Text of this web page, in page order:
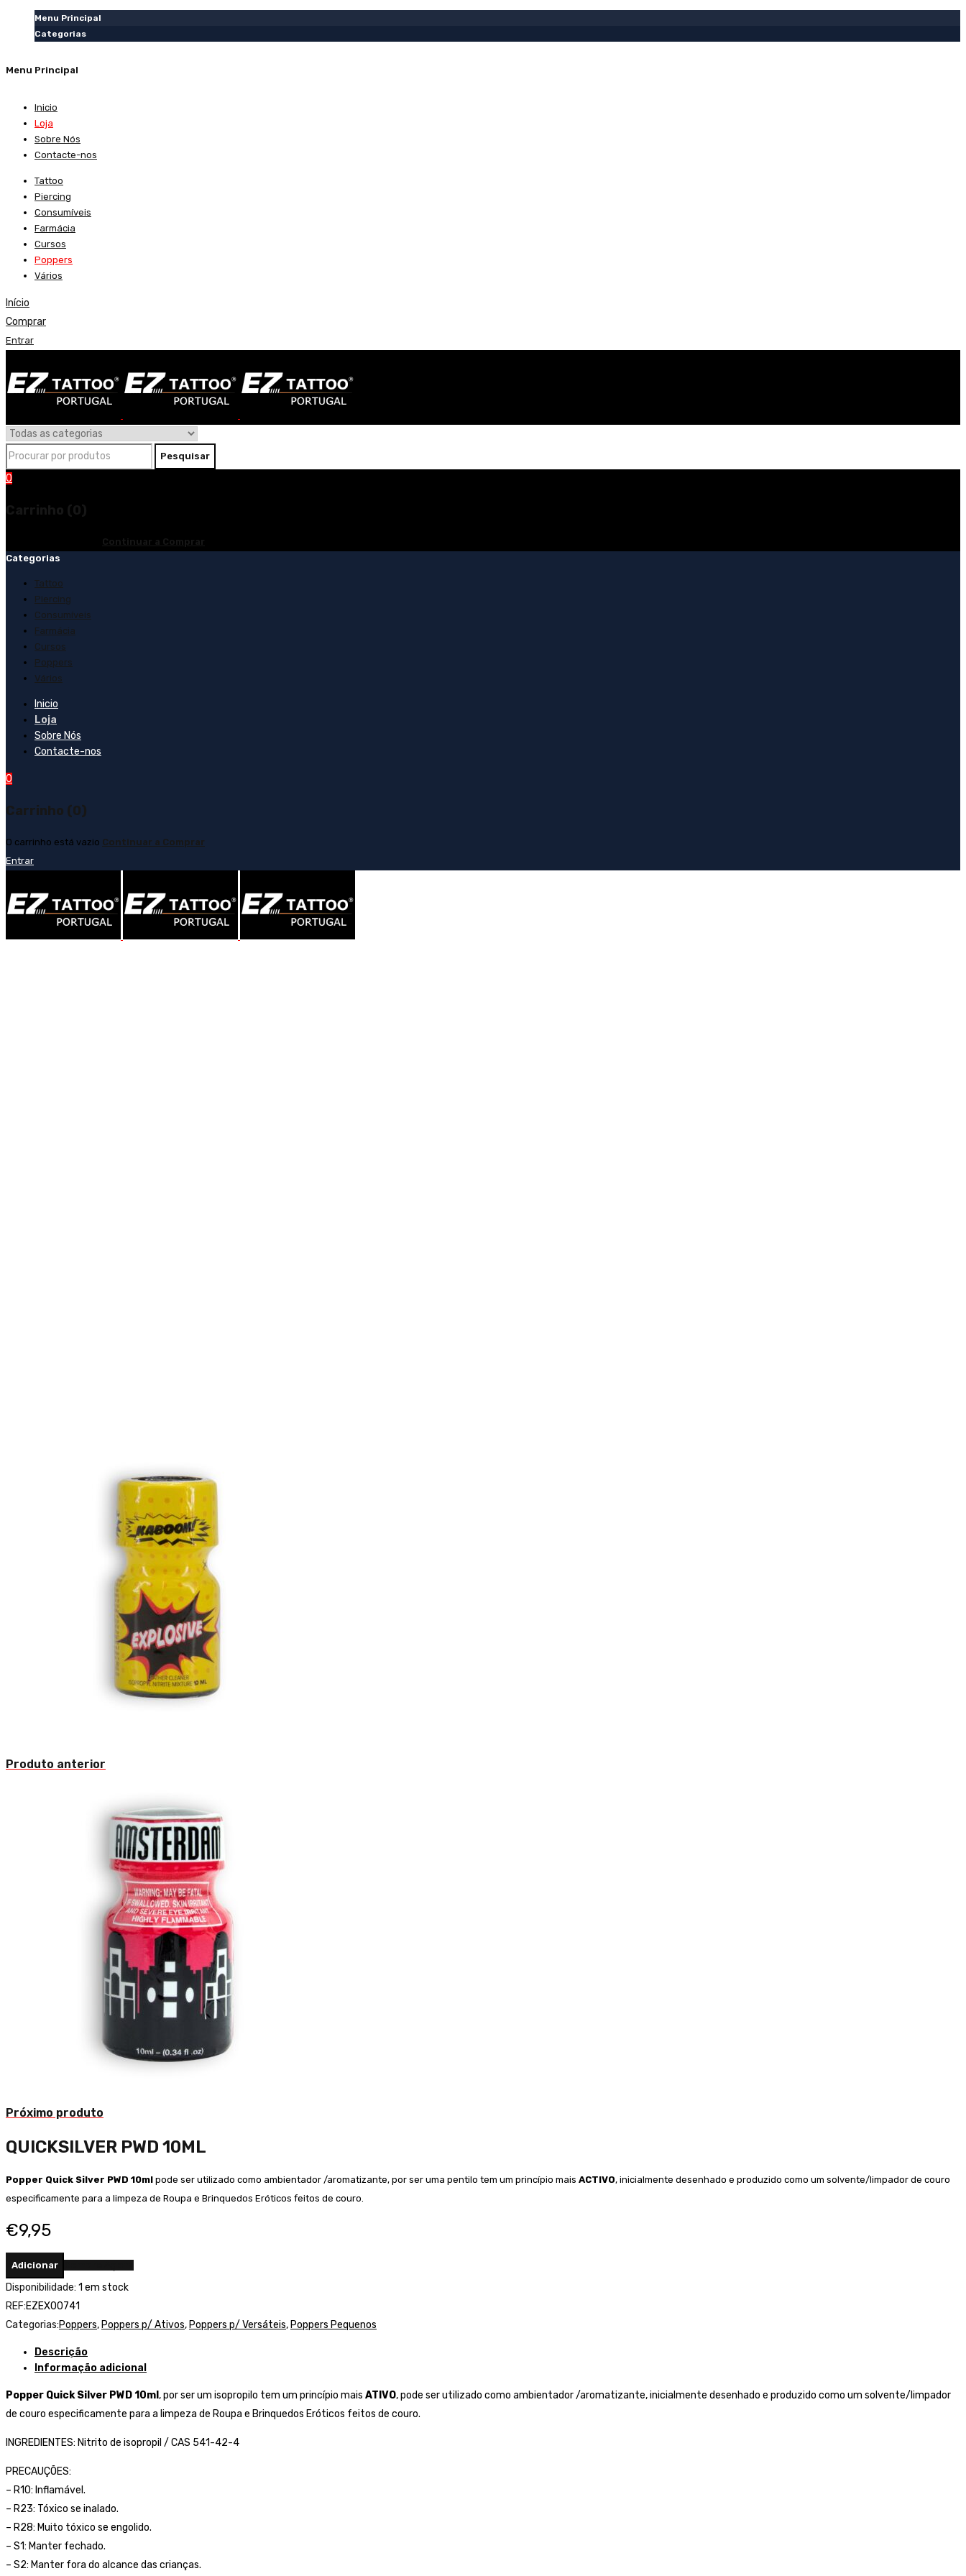
Menu Principal
Categorias
Menu Principal
Inicio
Loja
Sobre Nós
Contacte-nos
Tattoo
Piercing
Consumíveis
Farmácia
Cursos
Poppers
Vários
Início
Comprar
Entrar
0
Categorias
Tattoo
Piercing
Consumíveis
Farmácia
Cursos
Poppers
Vários
Inicio
Loja
Sobre Nós
Contacte-nos
0
Carrinho (0)
O carrinho está vazio Continuar a Comprar
Entrar
Produto anterior
Próximo produto
QUICKSILVER PWD 10ML
Popper Quick Silver PWD 10ml pode ser utilizado como ambientador /aromatizante, por ser uma pentilo tem um princípio mais ACTIVO, inicialmente desenhado e produzido como um solvente/limpador de couro
especificamente para a limpeza de Roupa e Brinquedos Eróticos feitos de couro.
€9,95
Adicionar
Disponibilidade: 1 em stock
REF:EZEX00741
Categorias:Poppers, Poppers p/ Ativos, Poppers p/ Versáteis, Poppers Pequenos
Descrição
Informação adicional
Popper Quick Silver PWD 10ml , por ser um isopropilo tem um princípio mais ATIVO, pode ser utilizado como ambientador /aromatizante, inicialmente desenhado e produzido como um solvente/limpador
de couro especificamente para a limpeza de Roupa e Brinquedos Eróticos feitos de couro.
INGREDIENTES: Nitrito de isopropil / CAS 541-42-4
PRECAUÇÕES:
– R10: Inflamável.
– R23: Tóxico se inalado.
– R28: Muito tóxico se engolido.
– S1: Manter fechado.
– S2: Manter fora do alcance das crianças.